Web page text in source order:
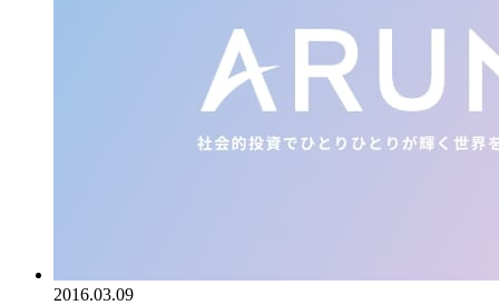
2016.03.09